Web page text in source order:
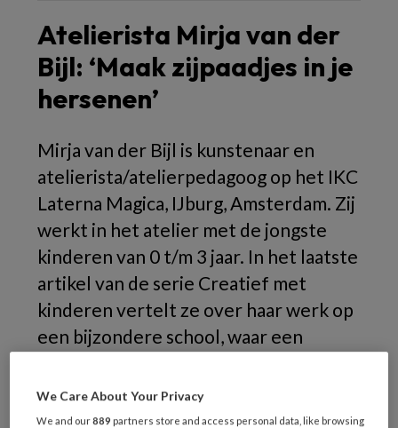
Atelierista Mirja van der
Bijl: ‘Maak zijpaadjes in je
hersenen’
Mirja van der Bijl is kunstenaar en
atelierista/atelierpedagoog op het IKC
Laterna Magica, IJburg, Amsterdam. Zij
werkt in het atelier met de jongste
kinderen van 0 t/m 3 jaar. In het laatste
artikel van de serie Creatief met
kinderen vertelt ze over haar werk op
een bijzondere school, waar een
onderzoekend leren. De rijke
leeromgeving wordt hier steeds
We Care About Your Privacy
We and our889 partners store and access personal data, like browsing